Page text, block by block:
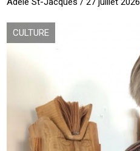
CULTURE